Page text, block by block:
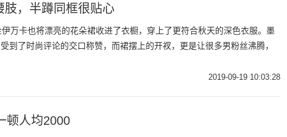
，半蹲同框很贴心
万卡也将漂亮的花朵裙收进了衣橱，穿上了更符合秋天的深色衣服。墨
到了时尚评论的交口称赞，而裙摆上的开衩，更是让很多男粉丝沸腾，
2019-09-19 10:03:28
顿人均2000